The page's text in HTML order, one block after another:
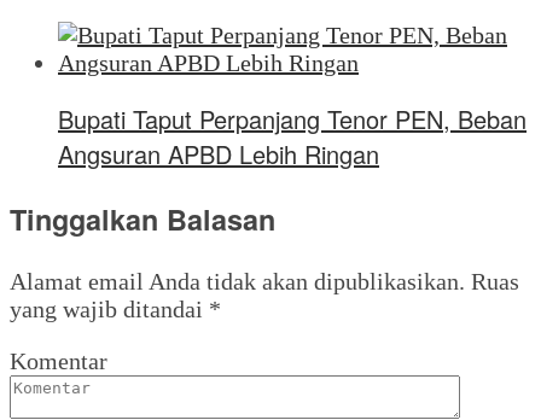
Bupati Taput Perpanjang Tenor PEN, Beban
Angsuran APBD Lebih Ringan
Tinggalkan Balasan
Alamat email Anda tidak akan dipublikasikan. Ruas
yang wajib ditandai *
Komentar